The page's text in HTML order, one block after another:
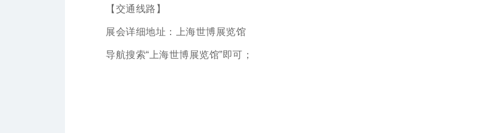
【交通线路】
展会详细地址：上海世博展览馆
导航搜索“上海世博展览馆”即可；